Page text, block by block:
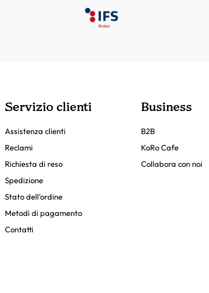
Servizio clienti
Assistenza clienti
Reclami
Richiesta di reso
Spedizione
Stato dell'ordine
Metodi di pagamento
Contatti
Business
B2B
KoRo Cafe
Collabora con noi